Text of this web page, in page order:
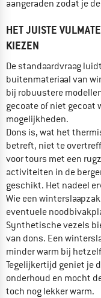
aangeraden zodat je
HET JUISTE
KIEZEN
De standaardvraag
buitenmateriaal van
bij robuustere
gecoate of niet gecoat
mogelijkheden.
Dons is, wat het
betreft, niet te
voor tours met een
activiteiten in de
geschikt. Het nadeel
Wie een
eventuele
Synthetische vezels
van dons. Een
minder warm bij
Tegelijkertijd geniet je
onderhoud en mocht
toch nog lekker warm.